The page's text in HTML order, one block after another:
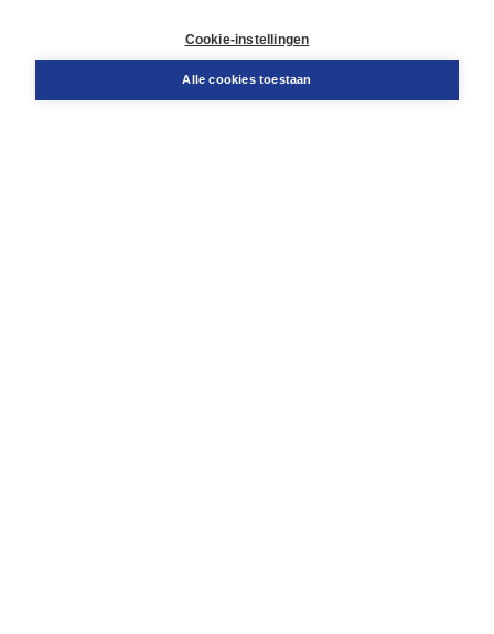
Cookie-instellingen
Alle cookies toestaan